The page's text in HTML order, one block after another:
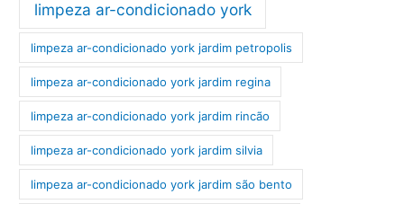
limpeza ar-condicionado york
limpeza ar-condicionado york jardim petropolis
limpeza ar-condicionado york jardim regina
limpeza ar-condicionado york jardim rincão
limpeza ar-condicionado york jardim silvia
limpeza ar-condicionado york jardim são bento